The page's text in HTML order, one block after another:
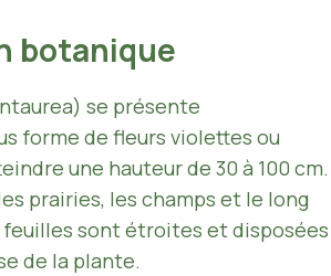
botanique
se présente
forme de fleurs violettes ou
une hauteur de 30 à 100 cm.
prairies, les champs et le long
feuilles sont étroites et disposées
de la plante.